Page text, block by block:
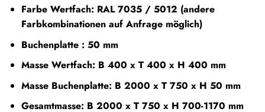
Farbe Wertfach: RAL 7035 / 5012 (andere
Farbkombinationen auf Anfrage möglich)
Buchenplatte : 50 mm
Masse Wertfach: B 400 x T 400 x H 400 mm
Masse Buchenplatte: B 2000 x T 750 x H 50 mm
Gesamtmasse: B 2000 x T 750 x H 700-1170 mm